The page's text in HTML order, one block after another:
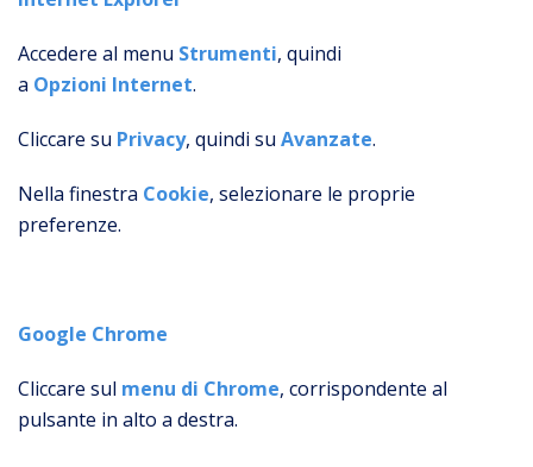
Accedere al menu Strumenti, quindi
a Opzioni Internet.
Cliccare su Privacy, quindi su Avanzate.
Nella finestra Cookie, selezionare le proprie
preferenze.
Google Chrome
Cliccare sul menu di Chrome, corrispondente al
pulsante in alto a destra.